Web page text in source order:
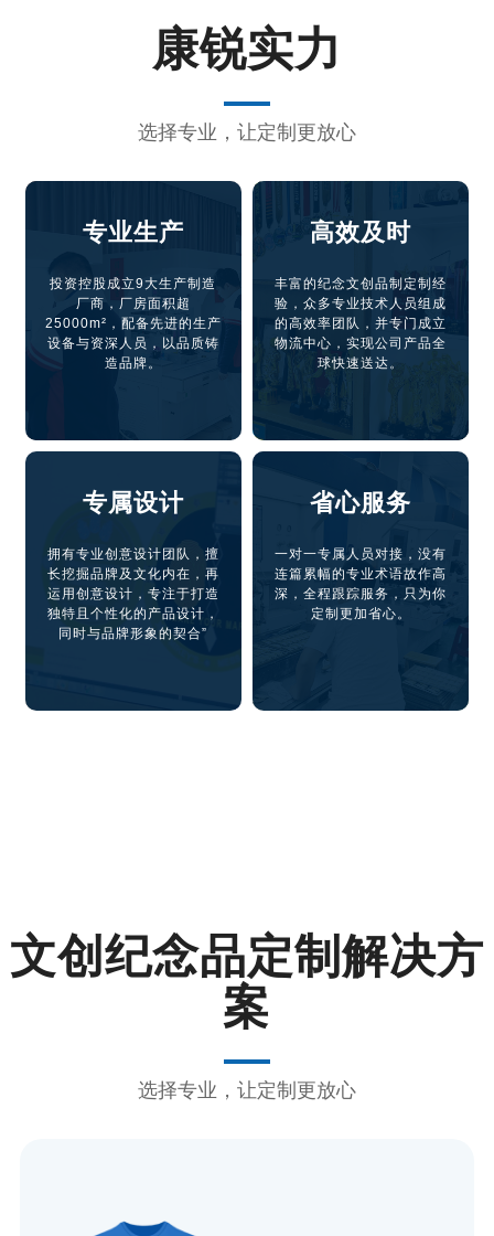
康锐实力
选择专业，让定制更放心
专业生产
投资控股成立9大生产制造
厂商，厂房面积超
25000m²，配备先进的生产
设备与资深人员，以品质铸
造品牌。
高效及时
丰富的纪念文创品制定制经
验，众多专业技术人员组成
的高效率团队，并专门成立
物流中心，实现公司产品全
球快速送达。
专属设计
拥有专业创意设计团队，擅
长挖掘品牌及文化内在，再
运用创意设计，专注于打造
独特且个性化的产品设计，
同时与品牌形象的契合”
省心服务
一对一专属人员对接，没有
连篇累幅的专业术语故作高
深，全程跟踪服务，只为你
定制更加省心。
文创纪念品定制解决方
案
选择专业，让定制更放心